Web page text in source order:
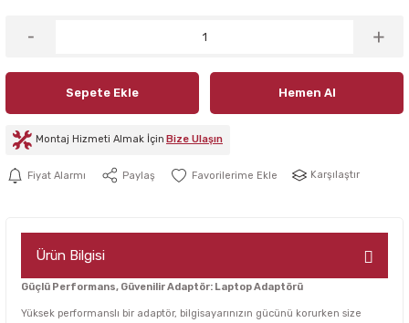
Sepete Ekle Hemen Al
Montaj Hizmeti Almak İçin Bize Ulaşın
Fiyat Alarmı Paylaş Karşılaştır
Ürün Bilgisi
Güçlü Performans, Güvenilir Adaptör: Laptop Adaptörü
Yüksek performanslı bir adaptör, bilgisayarınızın gücünü korurken size